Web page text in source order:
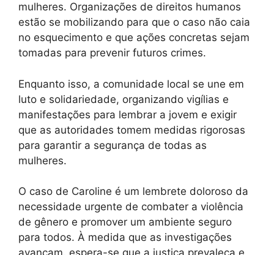
mulheres. Organizações de direitos humanos
estão se mobilizando para que o caso não caia
no esquecimento e que ações concretas sejam
tomadas para prevenir futuros crimes.
Enquanto isso, a comunidade local se une em
luto e solidariedade, organizando vigílias e
manifestações para lembrar a jovem e exigir
que as autoridades tomem medidas rigorosas
para garantir a segurança de todas as
mulheres.
O caso de Caroline é um lembrete doloroso da
necessidade urgente de combater a violência
de gênero e promover um ambiente seguro
para todos. À medida que as investigações